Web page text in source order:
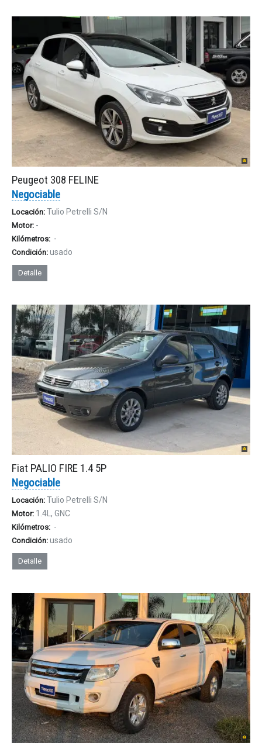
Peugeot 308 FELINE
Negociable
Locación: Tulio Petrelli S/N
Motor: -
Kilómetros: -
Condición: usado
Detalle
Fiat PALIO FIRE 1.4 5P
Negociable
Locación: Tulio Petrelli S/N
Motor: 1.4L, GNC
Kilómetros: -
Condición: usado
Detalle